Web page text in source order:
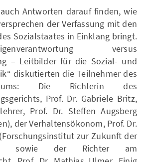
Antworten darauf finden, wie
der Verfassung mit den
Sozialstaates in Einklang bringt.
versus
– Leitbilder für die Sozial- und
diskutierten die Teilnehmer des
Die Richterin des
Prof. Dr. Gabriele Britz,
Prof. Dr. Steffen Augsberg
der Verhaltensökonom, Prof. Dr.
zur Zukunft der
sowie der Richter am